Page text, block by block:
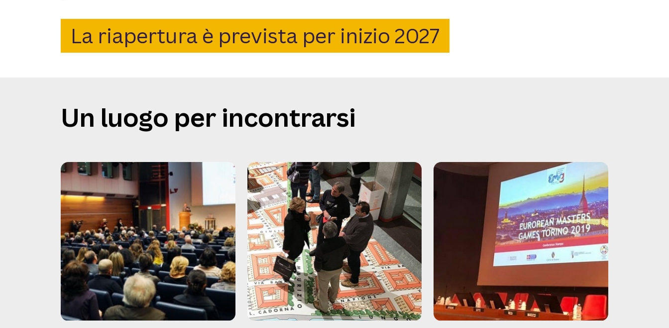
La riapertura è prevista per inizio 2027
Un luogo per incontrarsi